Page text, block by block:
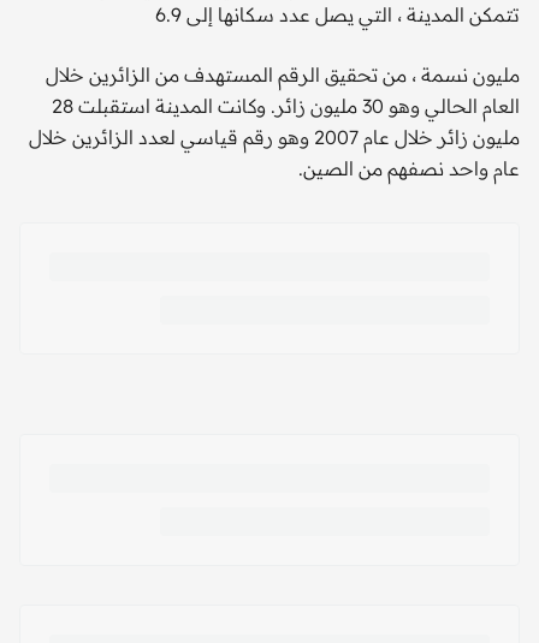
تتمكن المدينة ، التي يصل عدد سكانها إلى 6.9
مليون نسمة ، من تحقيق الرقم المستهدف من الزائرين خلال
العام الحالي وهو 30 مليون زائر. وكانت المدينة استقبلت 28
مليون زائر خلال عام 2007 وهو رقم قياسي لعدد الزائرين خلال
عام واحد نصفهم من الصين.